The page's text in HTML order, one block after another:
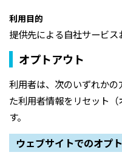
利用目的
提供先による自社サービ
オプトアウト
利用者は、次のいずれか
た利用者情報をリセット
す。
ウェブサイトでのオプ